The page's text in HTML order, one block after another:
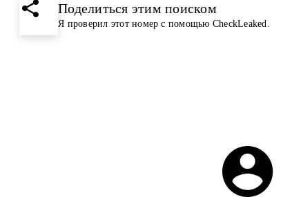
Поделиться этим поиском
Я проверил этот номер с помощью CheckLeaked.